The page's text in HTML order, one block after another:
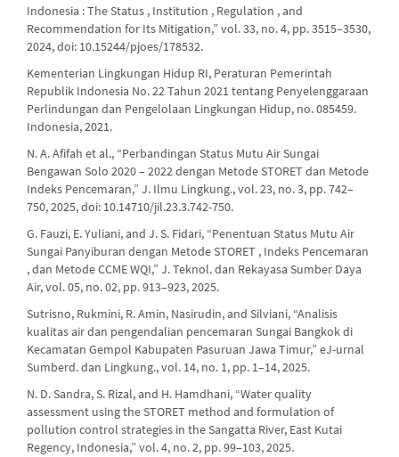
Indonesia : The Status , Institution , Regulation , and
Recommendation for Its Mitigation,” vol. 33, no. 4, pp. 3515–3530,
2024, doi: 10.15244/pjoes/178532.
Kementerian Lingkungan Hidup RI, Peraturan Pemerintah
Republik Indonesia No. 22 Tahun 2021 tentang Penyelenggaraan
Perlindungan dan Pengelolaan Lingkungan Hidup, no. 085459.
Indonesia, 2021.
N. A. Afifah et al., “Perbandingan Status Mutu Air Sungai
Bengawan Solo 2020 – 2022 dengan Metode STORET dan Metode
Indeks Pencemaran,” J. Ilmu Lingkung., vol. 23, no. 3, pp. 742–
750, 2025, doi: 10.14710/jil.23.3.742-750.
G. Fauzi, E. Yuliani, and J. S. Fidari, “Penentuan Status Mutu Air
Sungai Panyiburan dengan Metode STORET , Indeks Pencemaran
, dan Metode CCME WQI,” J. Teknol. dan Rekayasa Sumber Daya
Air, vol. 05, no. 02, pp. 913–923, 2025.
Sutrisno, Rukmini, R. Amin, Nasirudin, and Silviani, “Analisis
kualitas air dan pengendalian pencemaran Sungai Bangkok di
Kecamatan Gempol Kabupaten Pasuruan Jawa Timur,” eJ-urnal
Sumberd. dan Lingkung., vol. 14, no. 1, pp. 1–14, 2025.
N. D. Sandra, S. Rizal, and H. Hamdhani, “Water quality
assessment using the STORET method and formulation of
pollution control strategies in the Sangatta River, East Kutai
Regency, Indonesia,” vol. 4, no. 2, pp. 99–103, 2025.